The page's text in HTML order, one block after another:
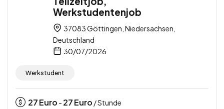
Werkstudentenjob
37083 Göttingen, Niedersachsen,
Deutschland
30/07/2026
Werkstudent
27Euro - 27Euro / Stunde